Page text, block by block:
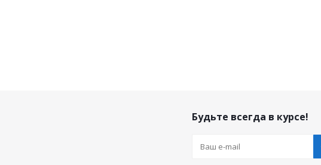
Будьте всегда в курсе!